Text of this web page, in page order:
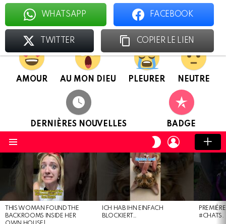
Le foyer des chatologues
AMOUR AU MON DIEU PLEURER NEUTRE
DERNIÈRES NOUVELLES BADGE
CHANGER
DE
CONNEXION
DERNIÈRES
NOUVELLES
THIS WOMAN FOUND THE
BACKROOMS INSIDE HER
ICH HAB IHN EINFACH
BLOCKIERT…
#CHATS.
WHATSAPP FACEBOOK
TWITTER COPIER LE LIEN